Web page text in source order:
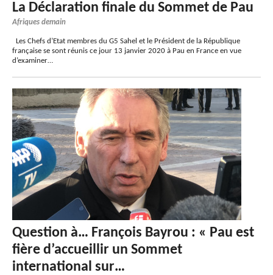
La Déclaration finale du Sommet de Pau
Afriques demain
Les Chefs d’Etat membres du G5 Sahel et le Président de la République
française se sont réunis ce jour 13 janvier 2020 à Pau en France en vue
d’examiner…
Question à… François Bayrou : « Pau est
fière d’accueillir un Sommet
international sur…